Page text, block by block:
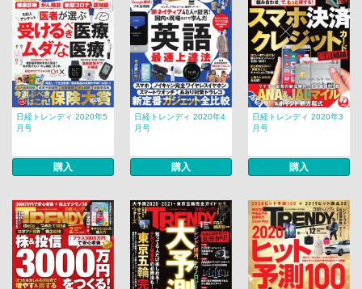
日経トレンディ 2020年5
月号
購入
日経トレンディ 2020年4
月号
購入
日経トレンディ 2020年3
月号
購入